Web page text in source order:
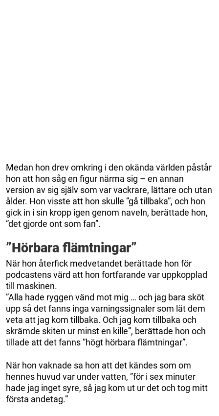
Medan hon drev omkring i den okända världen påstår
hon att hon såg en figur närma sig – en annan
version av sig själv som var vackrare, lättare och utan
ålder. Hon visste att hon skulle ”gå tillbaka”, och hon
gick in i sin kropp igen genom naveln, berättade hon,
”det gjorde ont som fan”.
”Hörbara flämtningar”
När hon återfick medvetandet berättade hon för
podcastens värd att hon fortfarande var uppkopplad
till maskinen.
”Alla hade ryggen vänd mot mig … och jag bara sköt
upp så det fanns inga varningssignaler som lät dem
veta att jag kom tillbaka. Och jag kom tillbaka och
skrämde skiten ur minst en kille”, berättade hon och
tillade att det fanns ”högt hörbara flämtningar”.
När hon vaknade sa hon att det kändes som om
hennes huvud var under vatten, ”för i sex minuter
hade jag inget syre, så jag kom ut ur det och tog mitt
första andetag.”